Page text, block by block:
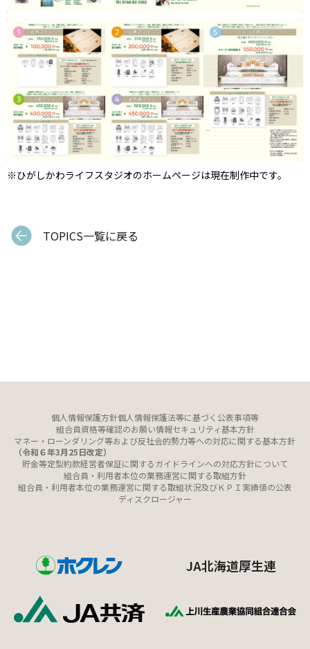
※ひがしかわライフスタジオのホームページは現在制作中です。
TOPICS一覧に戻る
個人情報保護方針個人情報保護法等に基づく公表事項等
組合員資格等確認のお願い情報セキュリティ基本方針
マネー・ローンダリング等および反社会的勢力等への対応に関する基本方針
（令和６年3月25日改定）
貯金等定型約款経営者保証に関するガイドラインへの対応方針について
組合員・利用者本位の業務運営に関する取組方針
組合員・利用者本位の業務運営に関する取組状況及びＫＰＩ実績値の公表
ディスクロージャー
JA北海道厚生連